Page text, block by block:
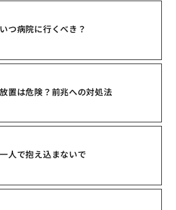
つ病院に行くべき？
置は危険？前兆への対処法
人で抱え込まないで